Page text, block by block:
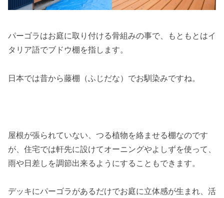
パーゴラはお庭に取り付ける骨組みの事で、もともとはイ
タリア語でブドウ棚を指します。
日本では昔から藤棚（ふじだな）でお馴染みですね。
屋根が張られていない、つる植物を絡ませる棚なのです
が、住宅では軒先に設けてオーニングやよしずを使って、
雨や日差しを調節出来るようにすることもできます。
デッキにパーゴラがあるだけでお庭に立体感が生まれ、活